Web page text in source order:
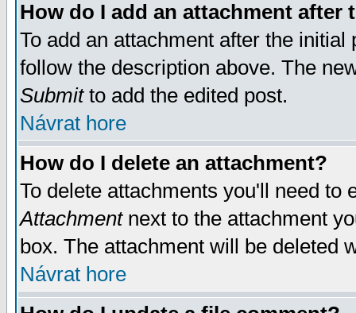
How do I add an attachment after
To add an attachment after the
follow the description above. The
Submitto add the edited post.
Návrat hore
How do I delete an attachment?
To delete attachments you'll need
Attachmentnext to the attachment
box. The attachment will be deleted
Návrat hore